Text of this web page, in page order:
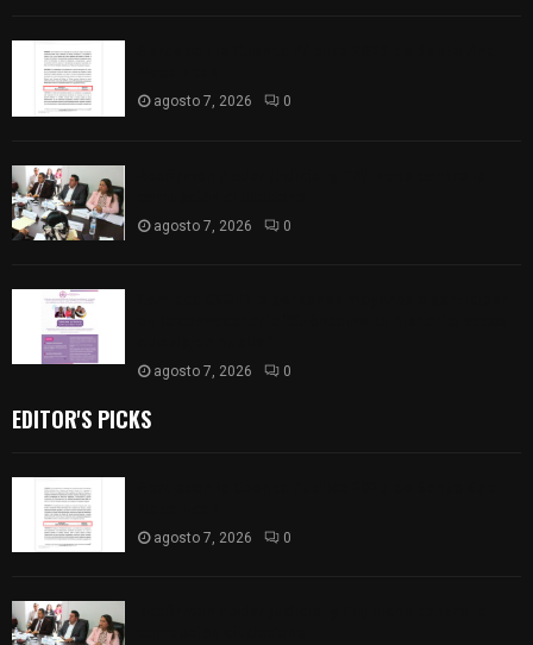
agosto 7, 2026 0
agosto 7, 2026 0
agosto 7, 2026 0
EDITOR'S PICKS
agosto 7, 2026 0